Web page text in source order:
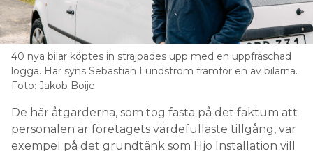
40 nya bilar köptes in strajpades upp med en uppfräschad
logga. Här syns Sebastian Lundström framför en av bilarna.
Foto: Jakob Boije
De här åtgärderna, som tog fasta på det faktum att
personalen är företagets värdefullaste tillgång, var
exempel på det grundtänk som Hjo Installation vill